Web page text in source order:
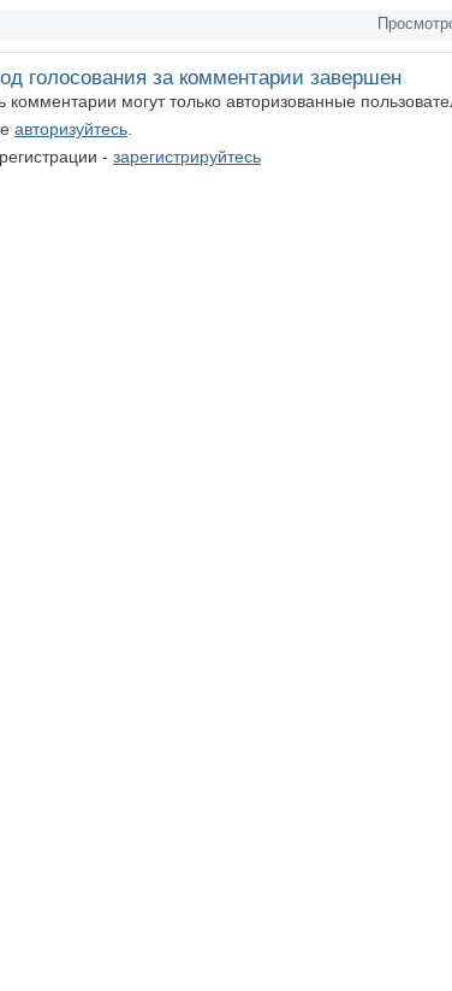
голосования за комментарии завершен
комментарии могут только авторизованные
авторизуйтесь
- зарегистрируйтесь